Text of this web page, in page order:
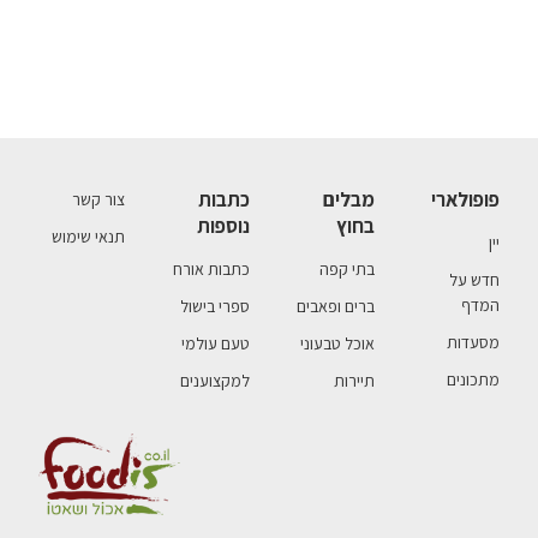
פופולארי
יין
חדש על
המדף
מסעדות
מתכונים
מבלים
בחוץ
בתי קפה
ברים ופאבים
אוכל טבעוני
תיירות
כתבות
נוספות
כתבות אורח
ספרי בישול
טעם עולמי
למקצוענים
צור קשר
תנאי שימוש